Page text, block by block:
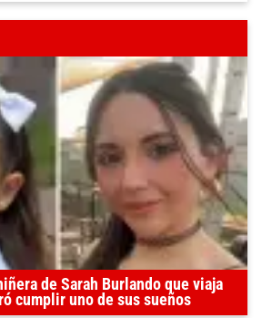
de Sarah Burlando que viaja
cumplir uno de sus sueños